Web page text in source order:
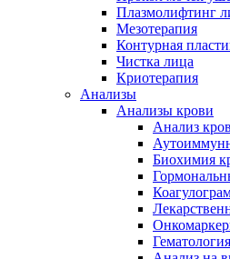
Плазмолифтинг
Мезотерапия
Контурная
Чистка лица
Криотерапия
Анализы
Анализы крови
Анализ
Биохимия
Гематология